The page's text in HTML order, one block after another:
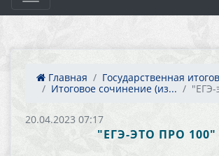
Главная Государственная
Итоговое сочинение (из...
"ЕГЭ-
20.04.2023 07:17
"ЕГЭ-ЭТО ПРО 100"